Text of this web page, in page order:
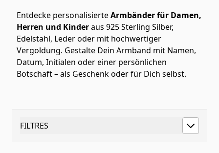
Entdecke personalisierteArmbänder für Damen,
Herren und Kinderaus 925 Sterling Silber,
Edelstahl, Leder oder mit hochwertiger
Vergoldung. Gestalte Dein Armband mit Namen,
Datum, Initialen oder einer persönlichen
Botschaft – als Geschenk oder für Dich selbst.
FILTRES